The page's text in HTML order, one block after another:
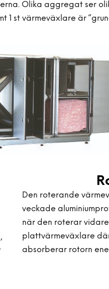
Olika aggregat ser
1 st värmeväxlare är
Den roterande
veckade
när den roterar
plattvärmeväxlare
absorberar rotorn